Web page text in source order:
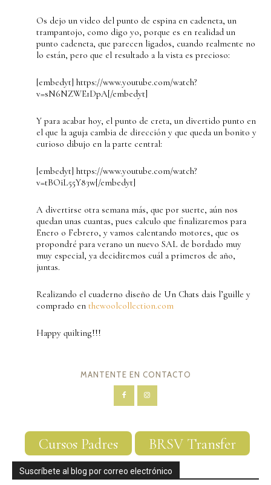
Os dejo un video del punto de espina en cadeneta, un
trampantojo, como digo yo, porque es en realidad un
punto cadeneta, que parecen ligados, cuando realmente no
lo están, pero que el resultado a la vista es precioso:
[embedyt] https://www.youtube.com/watch?
v=sN6NZWE1DpA[/embedyt]
Y para acabar hoy, el punto de creta, un divertido punto en
el que la aguja cambia de dirección y que queda un bonito y
curioso dibujo en la parte central:
[embedyt] https://www.youtube.com/watch?
v=tBOiL55Y83w[/embedyt]
A divertirse otra semana más, que por suerte, aún nos
quedan unas cuantas, pues calculo que finalizaremos para
Enero o Febrero, y vamos calentando motores, que os
propondré para verano un nuevo SAL de bordado muy
muy especial, ya decidiremos cuál a primeros de año,
juntas.
Realizando el cuaderno diseño de Un Chats dais l’guille y
comprado en thewoolcollection.com
Happy quilting!!!
MANTENTE EN CONTACTO
Cursos Padres BRSV Transfer
Suscríbete al blog por correo electrónico